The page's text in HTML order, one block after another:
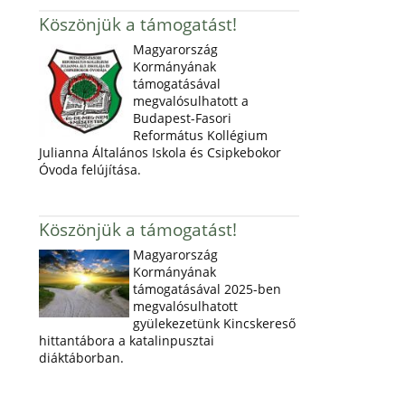
Köszönjük a támogatást!
Magyarország
Kormányának
támogatásával
megvalósulhatott a
Budapest-Fasori
Református Kollégium
Julianna Általános Iskola és Csipkebokor
Óvoda felújítása.
Köszönjük a támogatást!
Magyarország
Kormányának
támogatásával 2025-ben
megvalósulhatott
gyülekezetünk Kincskereső
hittantábora a katalinpusztai
diáktáborban.